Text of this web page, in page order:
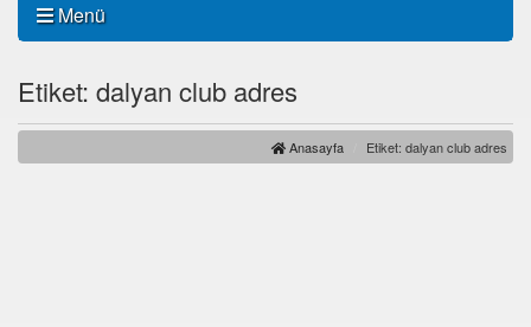
Menü
Etiket: dalyan club adres
Anasayfa Etiket: dalyan club adres